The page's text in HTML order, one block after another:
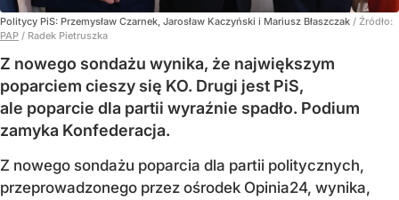
Politycy PiS: Przemysław Czarnek, Jarosław Kaczyński i Mariusz Błaszczak / Źródło:
PAP / Radek Pietruszka
Z nowego sondażu wynika, że największym
poparciem cieszy się KO. Drugi jest PiS,
ale poparcie dla partii wyraźnie spadło. Podium
zamyka Konfederacja.
Z nowego sondażu poparcia dla partii politycznych,
przeprowadzonego przez ośrodek Opinia24, wynika,